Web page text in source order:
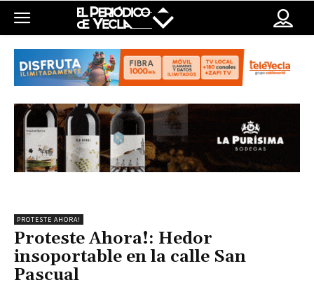
PROTESTE AHORA!
Proteste Ahora!: Hedor
insoportable en la calle San
Pascual